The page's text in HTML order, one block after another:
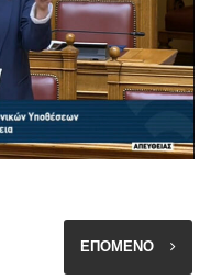
ΕΠΟΜΕΝΟ